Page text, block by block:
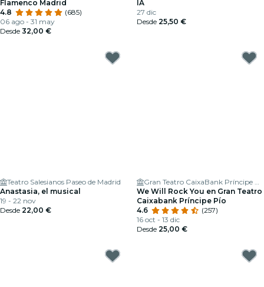
Flamenco Madrid
4.8
(685)
06 ago - 31 may
Desde 32,00 €
IA
27 dic
Desde 25,50 €
Teatro Salesianos Paseo de Madrid
Anastasia, el musical
19 - 22 nov
Desde 22,00 €
Gran Teatro CaixaBank Príncipe Pío
We Will Rock You en Gran Teatro
Caixabank Príncipe Pío
4.6
(257)
16 oct - 13 dic
Desde 25,00 €